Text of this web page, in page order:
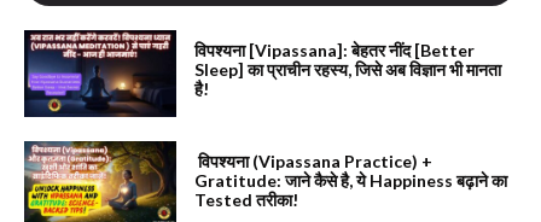
विपश्यना [Vipassana]: बेहतर नींद [Better
Sleep] का प्राचीन रहस्य, जिसे अब विज्ञान भी मानता
है!
विपश्यना (Vipassana Practice) +
Gratitude: जाने कैसे है, ये Happiness बढ़ाने का
Tested तरीका!